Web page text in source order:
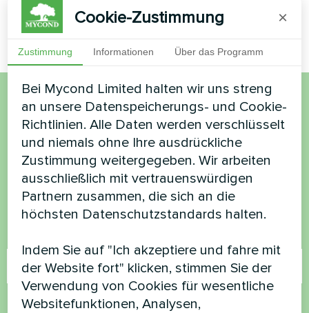
Möchten Sie kaufen oder
haben Sie Fragen?
Kontaktieren Sie uns und wir werden Ihnen
helfen
Rufnummer
Cookie-Zustimmung ×
Zustimmung Informationen Über das Programm
Bei Mycond Limited halten wir uns streng
an unsere Datenspeicherungs- und Cookie-
Richtlinien. Alle Daten werden verschlüsselt
und niemals ohne Ihre ausdrückliche
Zustimmung weitergegeben. Wir arbeiten
ausschließlich mit vertrauenswürdigen
Partnern zusammen, die sich an die
höchsten Datenschutzstandards halten.
Indem Sie auf "Ich akzeptiere und fahre mit
der Website fort" klicken, stimmen Sie der
Verwendung von Cookies für wesentliche
Websitefunktionen, Analysen,